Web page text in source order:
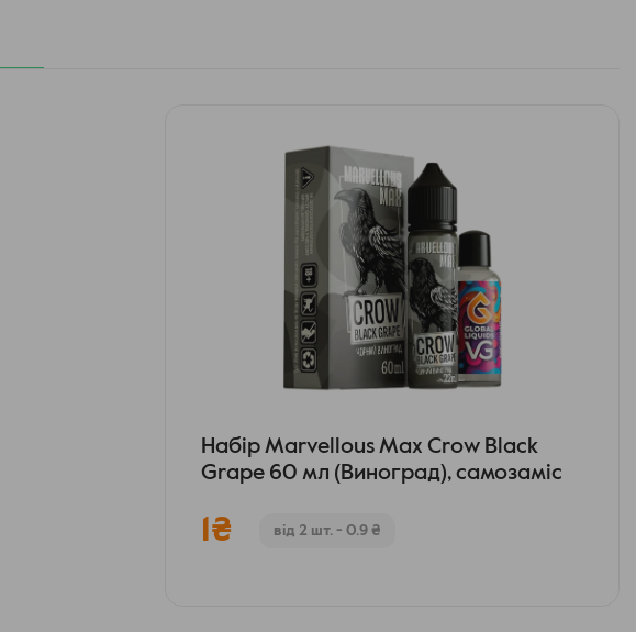
Набір Marvellous Max Crow Black
Grape 60 мл (Виноград), самозаміс
1₴ від 2 шт. - 0.9 ₴